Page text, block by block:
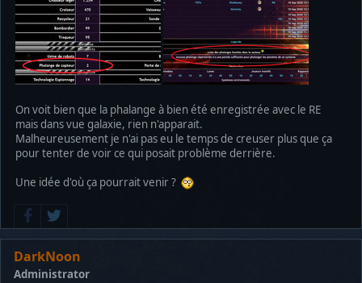
On voit bien que la phalange à bien été enregistrée avec le RE
mais dans vue galaxie, rien n'apparait.
Malheureusement je n'ai pas eu le temps de creuser plus que ça
pour tenter de voir ce qui posait problème derrière.
Une idée d'où ça pourrait venir ?
DarkNoon
Administrator